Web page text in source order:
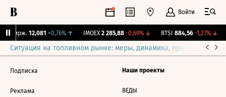
Войти
Бирж. 12,081 +0,76%↑ IMOEX 2 285,88 -0,69%↓ RTSI 884,56 -1,27%↓
Ситуация на топливном рынке: меры, динамика, прогнозы
Подписка
Реклама
Наши проекты
ВЕДЫ